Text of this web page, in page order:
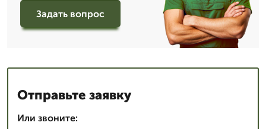
Задать вопрос
Отправьте заявку
Или звоните: